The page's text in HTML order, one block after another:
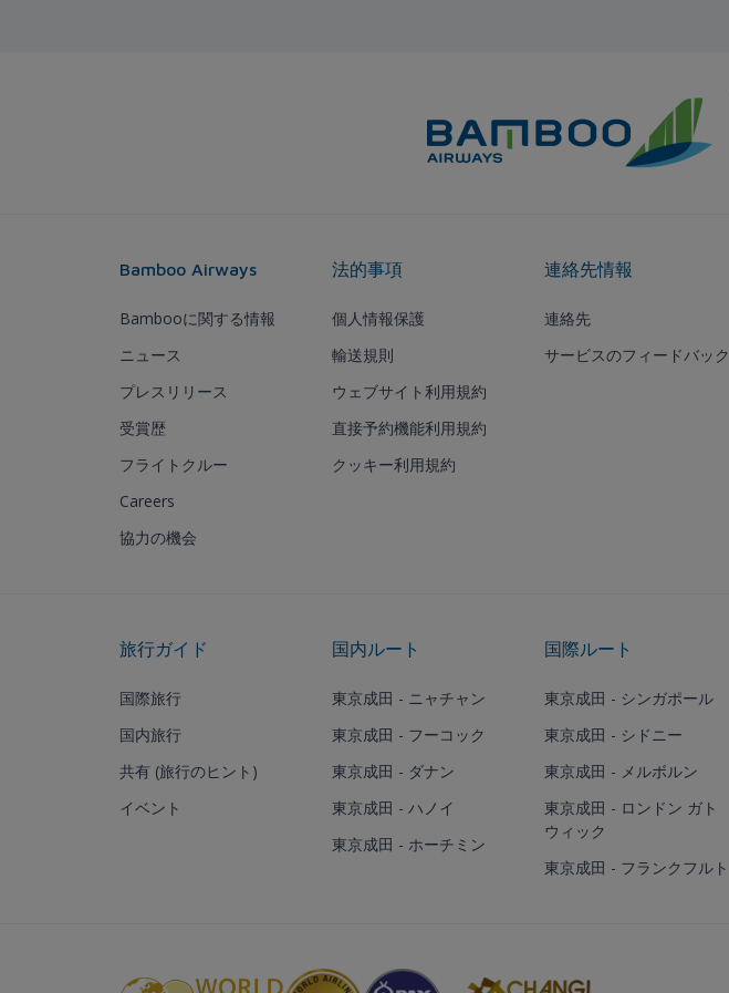
Bamboo Airways
Bambooに関する情報
ニュース
プレスリリース
受賞歴
フライトクルー
Careers
協力の機会
法的事項
個人情報保護
輸送規則
ウェブサイト利用規約
直接予約機能利用規約
クッキー利用規約
連絡先情報
連絡先
サービスのフィードバック
旅行ガイド
国際旅行
国内旅行
共有 (旅行のヒント)
イベント
国内ルート
東京成田 - ニャチャン
東京成田 - フーコック
東京成田 - ダナン
東京成田 - ハノイ
東京成田 - ホーチミン
国際ルート
東京成田 - シンガポール
東京成田 - シドニー
東京成田 - メルボルン
東京成田 - ロンドン ガト
ウィック
東京成田 - フランクフルト